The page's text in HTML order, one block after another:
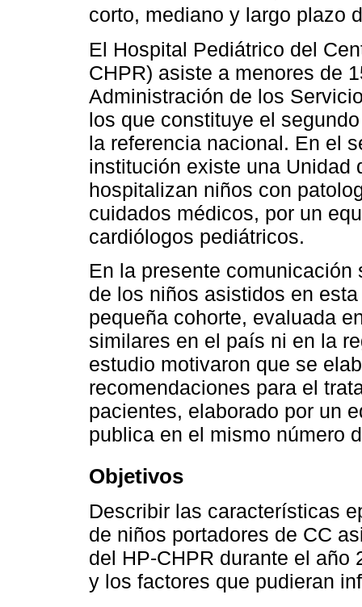
corto, mediano y largo plazo
El Hospital Pediátrico del
CHPR) asiste a menores de
Administración de los
los que constituye el
la referencia nacional. En el
institución existe una Unidad
hospitalizan niños con
cuidados médicos, por un
cardiólogos pediátricos.
En la presente
de los niños asistidos en
pequeña cohorte, evaluada
similares en el país ni en la
estudio motivaron que se
recomendaciones para el
pacientes, elaborado por un
publica en el mismo número
Objetivos
Describir las características
de niños portadores de CC
del HP-CHPR durante el
y los factores que pudieran